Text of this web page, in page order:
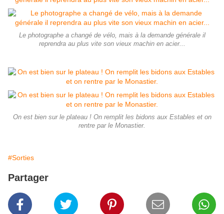
Le photographe a changé de vélo, mais à la demande générale il
reprendra au plus vite son vieux machin en acier...
On est bien sur le plateau ! On remplit les bidons aux Estables et on
rentre par le Monastier.
#Sorties
Partager